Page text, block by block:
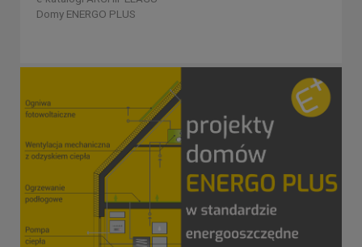
Domy ENERGO PLUS